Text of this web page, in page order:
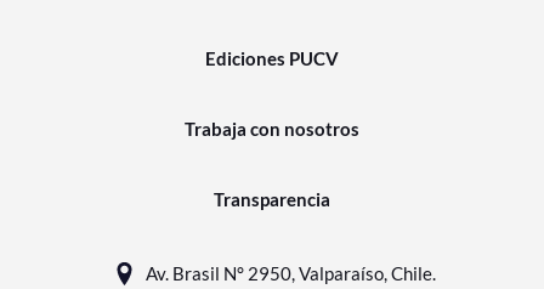
Ediciones PUCV
Trabaja con nosotros
Transparencia
Av. Brasil N° 2950, Valparaíso, Chile.